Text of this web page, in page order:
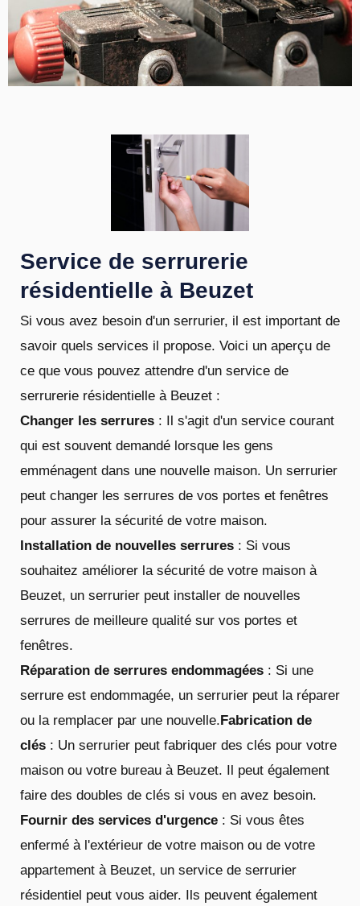
Service de serrurerie
résidentielle à Beuzet
Si vous avez besoin d'un serrurier, il est important de
savoir quels services il propose. Voici un aperçu de
ce que vous pouvez attendre d'un service de
serrurerie résidentielle à Beuzet :
Changer les serrures : Il s'agit d'un service courant
qui est souvent demandé lorsque les gens
emménagent dans une nouvelle maison. Un serrurier
peut changer les serrures de vos portes et fenêtres
pour assurer la sécurité de votre maison.
Installation de nouvelles serrures : Si vous
souhaitez améliorer la sécurité de votre maison à
Beuzet, un serrurier peut installer de nouvelles
serrures de meilleure qualité sur vos portes et
fenêtres.
Réparation de serrures endommagées : Si une
serrure est endommagée, un serrurier peut la réparer
ou la remplacer par une nouvelle.Fabrication de
clés : Un serrurier peut fabriquer des clés pour votre
maison ou votre bureau à Beuzet. Il peut également
faire des doubles de clés si vous en avez besoin.
Fournir des services d'urgence : Si vous êtes
enfermé à l'extérieur de votre maison ou de votre
appartement à Beuzet, un service de serrurier
résidentiel peut vous aider. Ils peuvent également